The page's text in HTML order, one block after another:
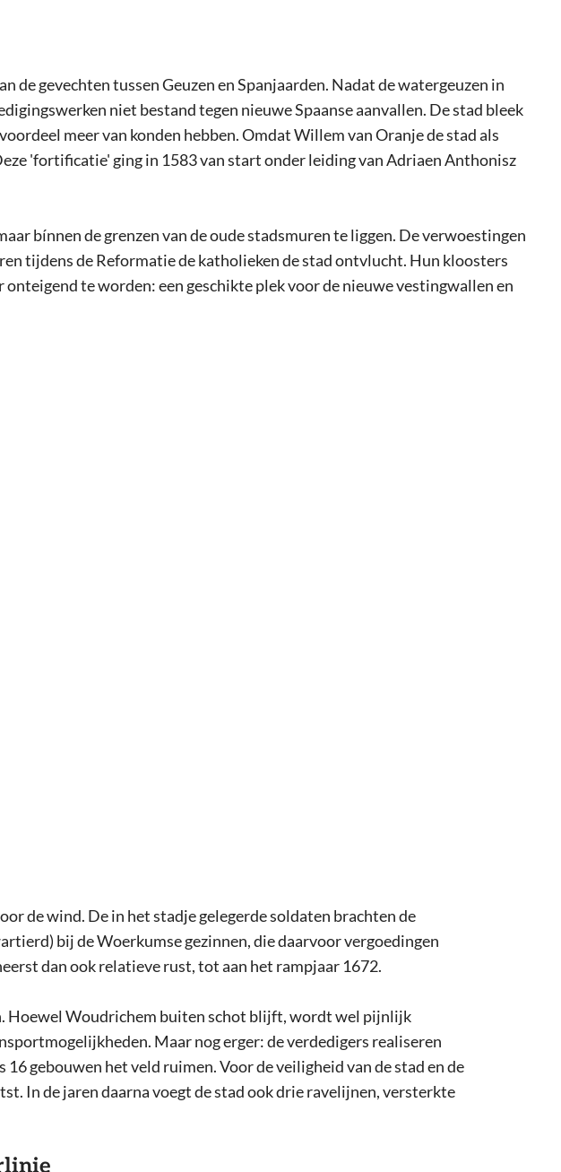
gevechten tussen Geuzen en Spanjaarden. Nadat de watergeuzen in
niet bestand tegen nieuwe Spaanse aanvallen. De stad bleek
meer van konden hebben. Omdat Willem van Oranje de stad als
'fortificatie' ging in 1583 van start onder leiding van Adriaen Anthonisz
bínnen de grenzen van de oude stadsmuren te liggen. De verwoestingen
tijdens de Reformatie de katholieken de stad ontvlucht. Hun kloosters
te worden: een geschikte plek voor de nieuwe vestingwallen en
de wind. De in het stadje gelegerde soldaten brachten de
bij de Woerkumse gezinnen, die daarvoor vergoedingen
dan ook relatieve rust, tot aan het rampjaar 1672.
Hoewel Woudrichem buiten schot blijft, wordt wel pijnlijk
Maar nog erger: de verdedigers realiseren
gebouwen het veld ruimen. Voor de veiligheid van de stad en de
In de jaren daarna voegt de stad ook drie ravelijnen, versterkte